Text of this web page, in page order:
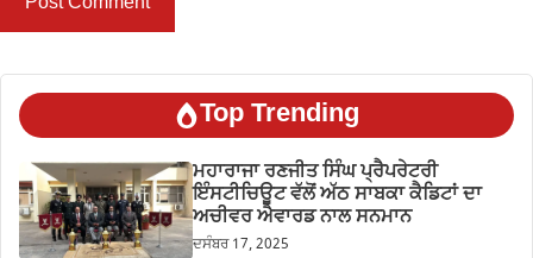
Top Trending
ਮਹਾਰਾਜਾ ਰਣਜੀਤ ਸਿੰਘ ਪ੍ਰੈਪਰੇਟਰੀ
ਇੰਸਟੀਚਿਊਟ ਵੱਲੋਂ ਅੱਠ ਸਾਬਕਾ ਕੈਡਿਟਾਂ ਦਾ
ਅਚੀਵਰ ਐਵਾਰਡ ਨਾਲ ਸਨਮਾਨ
ਦਸੰਬਰ 17, 2025